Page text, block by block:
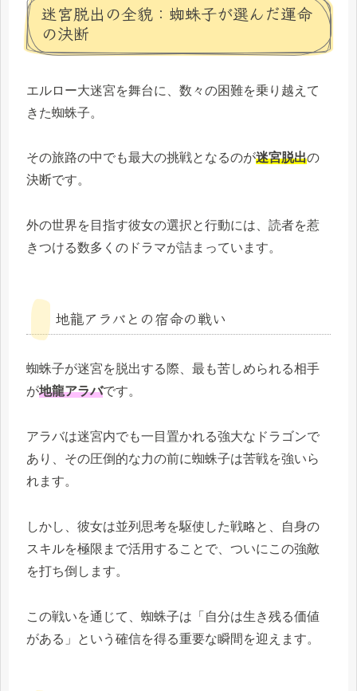
迷宮脱出の全貌：蜘蛛子が選んだ運命
の決断
エルロー大迷宮を舞台に、数々の困難を乗り越えて
きた蜘蛛子。
その旅路の中でも最大の挑戦となるのが迷宮脱出の
決断です。
外の世界を目指す彼女の選択と行動には、読者を惹
きつける数多くのドラマが詰まっています。
地龍アラバとの宿命の戦い
蜘蛛子が迷宮を脱出する際、最も苦しめられる相手
が地龍アラバです。
アラバは迷宮内でも一目置かれる強大なドラゴンで
あり、その圧倒的な力の前に蜘蛛子は苦戦を強いら
れます。
しかし、彼女は並列思考を駆使した戦略と、自身の
スキルを極限まで活用することで、ついにこの強敵
を打ち倒します。
この戦いを通じて、蜘蛛子は「自分は生き残る価値
がある」という確信を得る重要な瞬間を迎えます。